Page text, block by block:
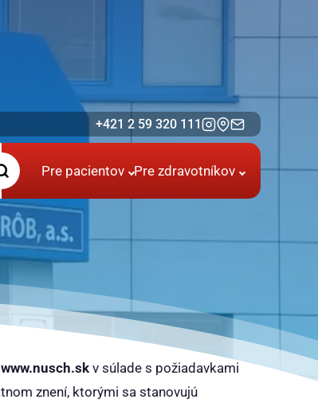
+421 2 59 320 111
Pre pacientov Pre zdravotníkov
www.nusch.sk v súlade s požiadavkami
znení, ktorými sa stanovujú